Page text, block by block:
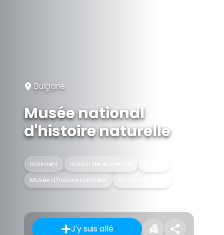
Bulgarie
Musée national
d'histoire naturelle
Bâtiment Institut de recherche
Musée d'histoire naturelle
J'y suis allé